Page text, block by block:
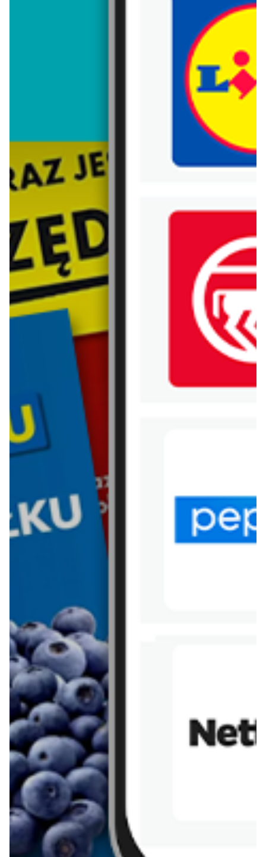
Trafiłeś na nieaktualną gazetkę
Zobacz aktualne gazetki Blix!
aktualna
C&A
aktualna
Top Secret
SALE - nowe produkty
WIĘCEJ GAZETEK BEST